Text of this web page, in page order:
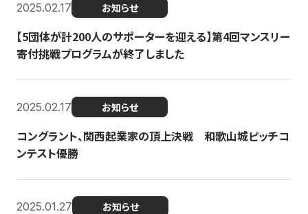
2025.02.17 お知らせ
【5団体が計200人のサポーターを迎える】​​第4回マンスリー
寄付挑戦プログラムが終了しました
2025.02.17 お知らせ
コングラント、関西起業家の頂上決戦 和歌山城ピッチコ
ンテスト優勝
2025.01.27 お知らせ